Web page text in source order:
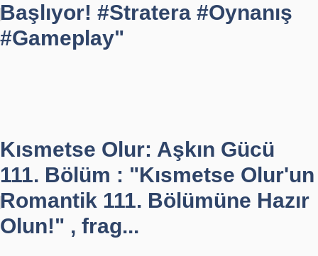
Başlıyor! #Stratera #Oynanış
#Gameplay"
Kısmetse Olur: Aşkın Gücü
111. Bölüm : "Kısmetse Olur'un
Romantik 111. Bölümüne Hazır
Olun!" , frag...